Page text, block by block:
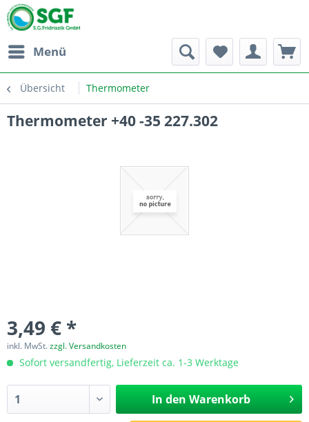
Menü
Übersicht Thermometer
Thermometer +40 -35 227.302
3,49 € *
inkl. MwSt.zzgl. Versandkosten
Sofort versandfertig, Lieferzeit ca. 1-3 Werktage
In den Warenkorb